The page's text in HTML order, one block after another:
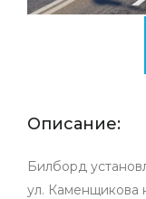
Описание:
Билборд
ул. Каменщикова